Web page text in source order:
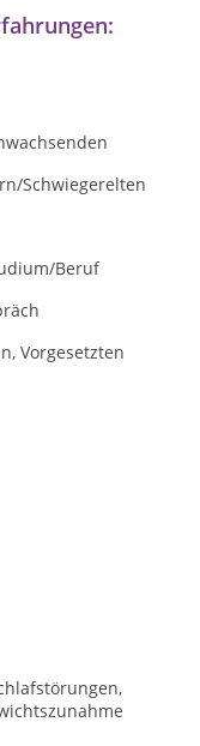
Schwiegerelten
Beruf
Vorgesetzten